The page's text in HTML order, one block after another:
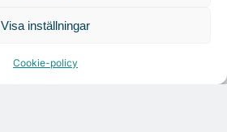
Visa inställningar
Cookie-policy